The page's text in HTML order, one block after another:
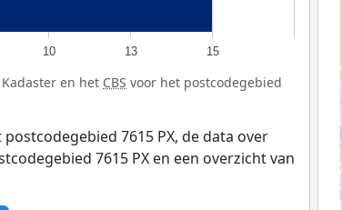
10 13 15
en het CBS voor het postcodegebied
postcodegebied 7615 PX, de data over
7615 PX en een overzicht van